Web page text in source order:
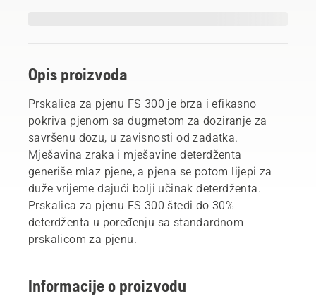
Opis proizvoda
Prskalica za pjenu FS 300 je brza i efikasno
pokriva pjenom sa dugmetom za doziranje za
savršenu dozu, u zavisnosti od zadatka.
Mješavina zraka i mješavine deterdženta
generiše mlaz pjene, a pjena se potom lijepi za
duže vrijeme dajući bolji učinak deterdženta.
Prskalica za pjenu FS 300 štedi do 30%
deterdženta u poređenju sa standardnom
prskalicom za pjenu.
Informacije o proizvodu